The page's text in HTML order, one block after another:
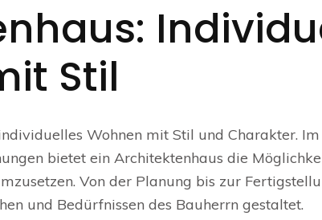
Stil
Wohnen mit Stil und Charakter. Im
bietet ein Architektenhaus die
Von der Planung bis zur
und Bedürfnissen des Bauherrn gestaltet.